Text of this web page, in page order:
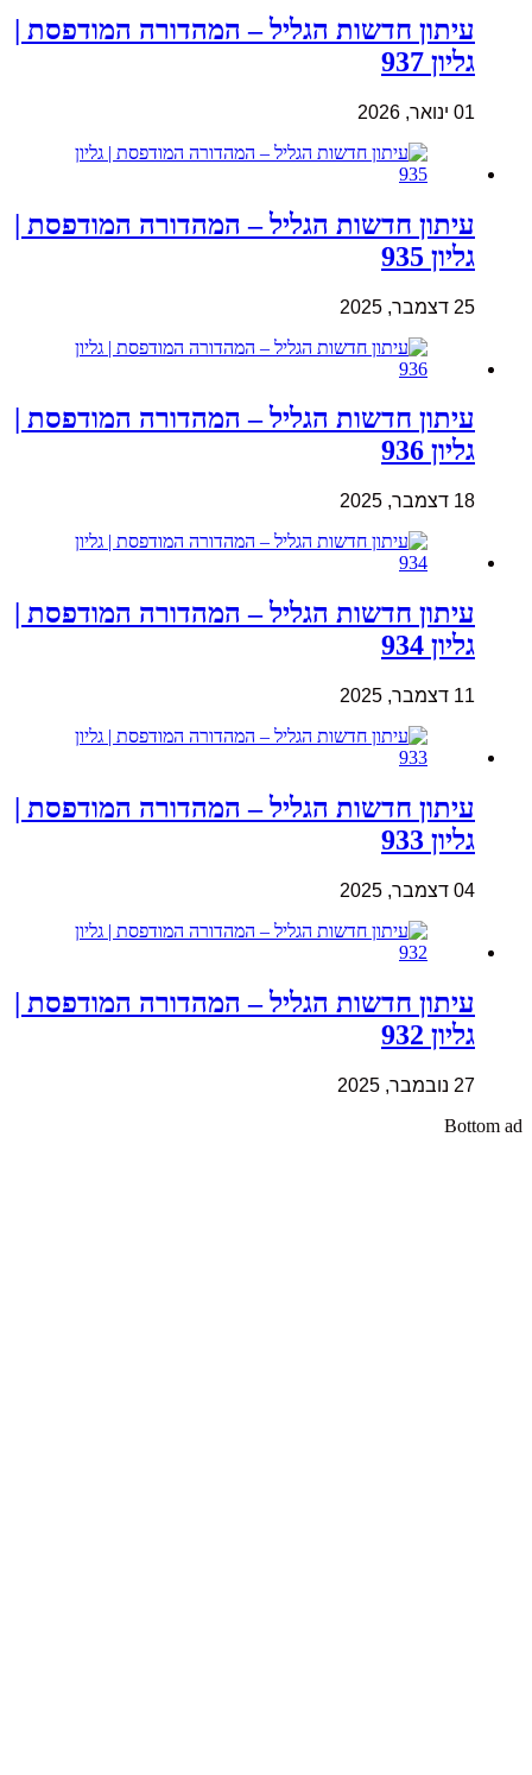
עיתון חדשות הגליל – המהדורה המודפסת |
גליון 937
01 ינואר, 2026
עיתון חדשות הגליל – המהדורה המודפסת |
גליון 935
25 דצמבר, 2025
עיתון חדשות הגליל – המהדורה המודפסת |
גליון 936
18 דצמבר, 2025
עיתון חדשות הגליל – המהדורה המודפסת |
גליון 934
11 דצמבר, 2025
עיתון חדשות הגליל – המהדורה המודפסת |
גליון 933
04 דצמבר, 2025
עיתון חדשות הגליל – המהדורה המודפסת |
גליון 932
27 נובמבר, 2025
Bottom ad